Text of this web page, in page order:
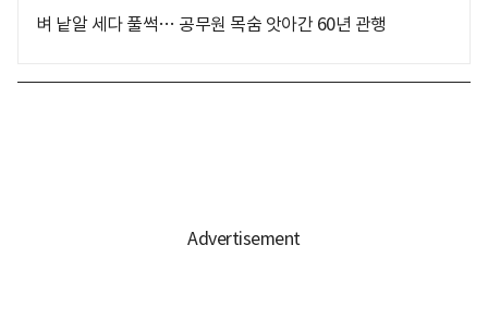
벼 낱알 세다 풀썩… 공무원 목숨 앗아간 60년 관행